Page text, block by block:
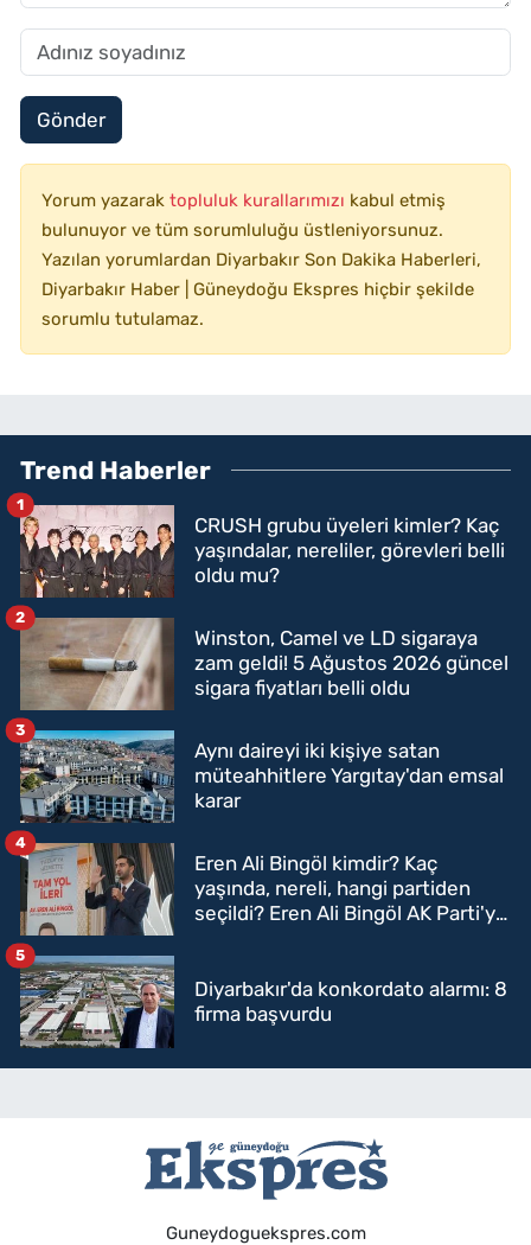
Gönder
Yorum yazarak topluluk kurallarımızı kabul etmiş
bulunuyor ve tüm sorumluluğu üstleniyorsunuz.
Yazılan yorumlardan Diyarbakır Son Dakika Haberleri,
Diyarbakır Haber | Güneydoğu Ekspres hiçbir şekilde
sorumlu tutulamaz.
Trend Haberler
CRUSH grubu üyeleri kimler? Kaç
yaşındalar, nereliler, görevleri belli
oldu mu?
1
Winston, Camel ve LD sigaraya
zam geldi! 5 Ağustos 2026 güncel
sigara fiyatları belli oldu
2
Aynı daireyi iki kişiye satan
müteahhitlere Yargıtay'dan emsal
karar
3
Eren Ali Bingöl kimdir? Kaç
yaşında, nereli, hangi partiden
seçildi? Eren Ali Bingöl AK Parti'ye
4
Diyarbakır'da konkordato alarmı: 8
firma başvurdu
5
Guneydoguekspres.com